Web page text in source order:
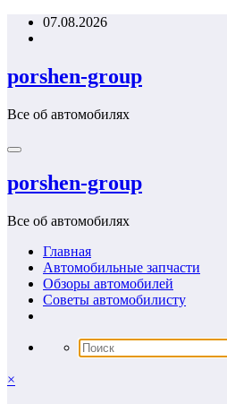
Перейти07.08.2026
porshen-group
Все об автомобилях
porshen-group
Все об автомобилях
Главная
Автомобильные запчасти
Обзоры автомобилей
Советы автомобилисту
×